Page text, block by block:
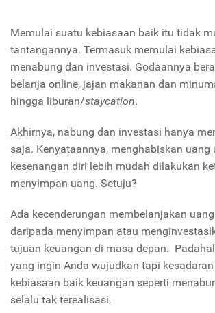
Memulai suatu kebiasaan baik itu tidak
tantangannya. Termasuk memulai
menabung dan investasi. Godaannya
belanja online, jajan makanan dan
hingga liburan/staycation.
Akhirnya, nabung dan investasi hanya
saja. Kenyataannya, menghabiskan uang
kesenangan diri lebih mudah dilakukan
menyimpan uang. Setuju?
Ada kecenderungan membelanjakan
daripada menyimpan atau
tujuan keuangan di masa depan.
yang ingin Anda wujudkan tapi
kebiasaan baik keuangan seperti
selalu tak terealisasi.